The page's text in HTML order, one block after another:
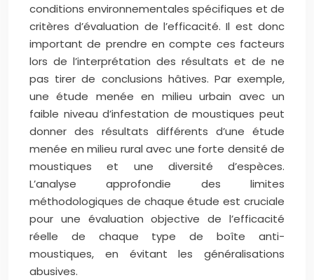
conditions environnementales spécifiques et de
critères d’évaluation de l’efficacité. Il est donc
important de prendre en compte ces facteurs
lors de l’interprétation des résultats et de ne
pas tirer de conclusions hâtives. Par exemple,
une étude menée en milieu urbain avec un
faible niveau d’infestation de moustiques peut
donner des résultats différents d’une étude
menée en milieu rural avec une forte densité de
moustiques et une diversité d’espèces.
L’analyse approfondie des limites
méthodologiques de chaque étude est cruciale
pour une évaluation objective de l’efficacité
réelle de chaque type de boîte anti-
moustiques, en évitant les généralisations
abusives.